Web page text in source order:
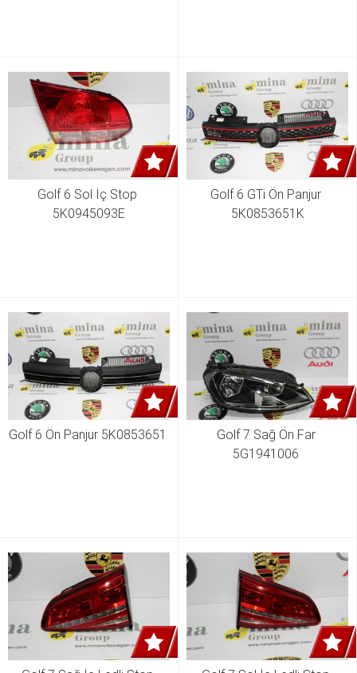
Golf 6 Sol İç Stop
5K0945093E
Golf 6 GTi Ön Panjur
5K0853651K
Golf 6 Ön Panjur 5K0853651
Golf 7 Sağ Ön Far
5G1941006